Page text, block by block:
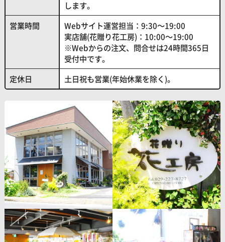
します。
営業時間
Webサイト運営担当：9:30～19:00
実店舗(花贈り花工房)：10:00～19:00
※Webからの注文、問合せは24時間365日
受付中です。
定休日
土日祝も営業(年始休業を除く)。